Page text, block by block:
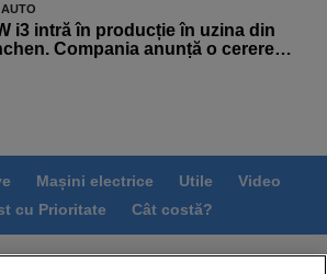
i3 intră în producție în uzina din
Compania anunță o cerere…
Mașini electrice Utile
Video
cu Prioritate
Cât costă?
Politica de confidentialitate